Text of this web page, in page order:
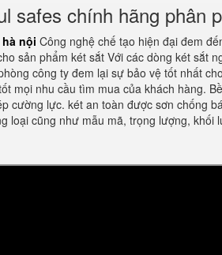
safes chính hãng phân
nội Công nghệ chế tạo hiện đại đem
sản phẩm két sắt Với các dòng két sắt
công ty đem lại sự bảo vệ tốt nhất
mọi nhu cầu tìm mua của khách hàng.
cường lực. két an toàn được sơn chống
loại cũng như mẫu mã, trọng lượng, khối